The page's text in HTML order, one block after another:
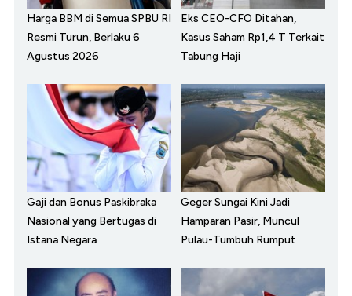
Harga BBM di Semua SPBU RI
Resmi Turun, Berlaku 6
Agustus 2026
Eks CEO-CFO Ditahan,
Kasus Saham Rp1,4 T Terkait
Tabung Haji
Gaji dan Bonus Paskibraka
Nasional yang Bertugas di
Istana Negara
Geger Sungai Kini Jadi
Hamparan Pasir, Muncul
Pulau-Tumbuh Rumput